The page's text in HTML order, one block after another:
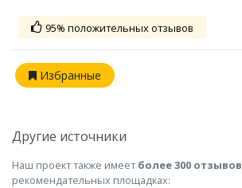
95% положительных отзывов
Избранные
Другие источники
Наш проект также имеетболее 300 отзывов
рекомендательных площадках: